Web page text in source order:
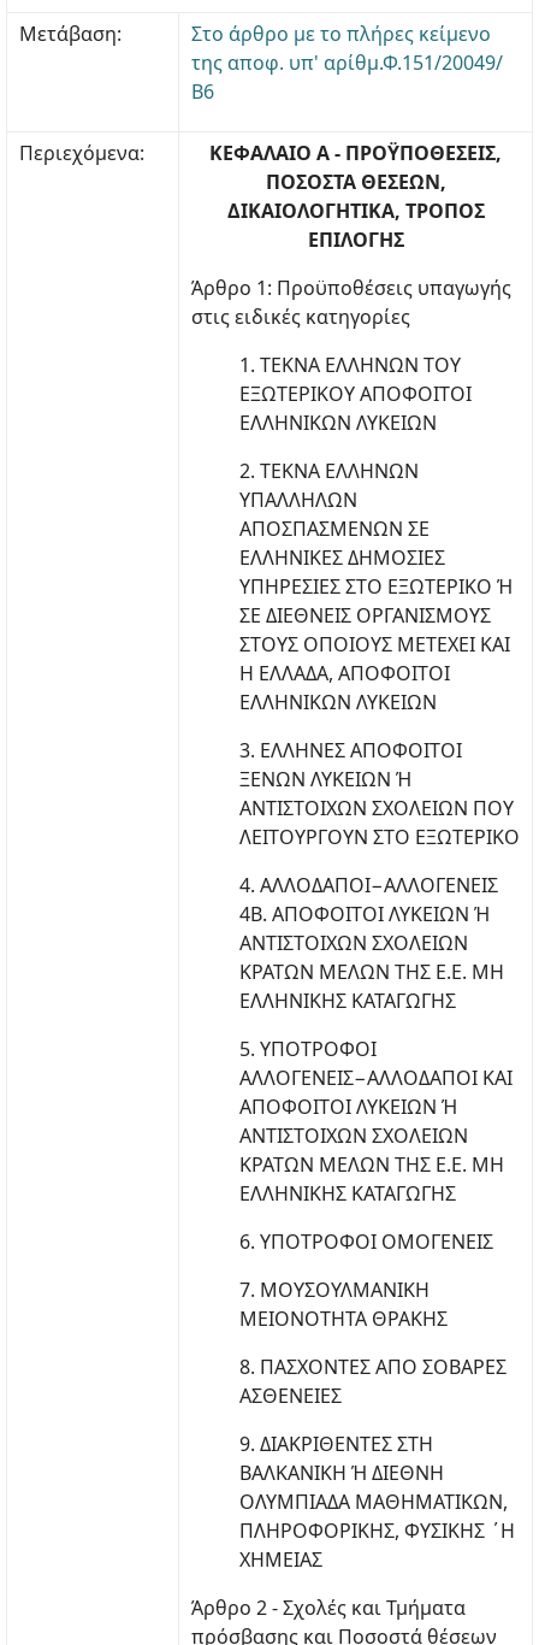
Μετάβαση:
Στο άρθρο με το πλήρες κείμενο
της αποφ. υπ' αρίθμ.Φ.151/20049/
Β6
Περιεχόμενα:
ΚΕΦΑΛΑΙΟ Α - ΠΡΟΫΠΟΘΕΣΕΙΣ,
ΠΟΣΟΣΤΑ ΘΕΣΕΩΝ,
ΔΙΚΑΙΟΛΟΓΗΤΙΚΑ, ΤΡΟΠΟΣ
ΕΠΙΛΟΓΗΣ
Άρθρο 1: Προϋποθέσεις υπαγωγής
στις ειδικές κατηγορίες
1. ΤΕΚΝΑ ΕΛΛΗΝΩΝ ΤΟΥ
ΕΞΩΤΕΡΙΚΟΥ ΑΠΟΦΟΙΤΟΙ
ΕΛΛΗΝΙΚΩΝ ΛΥΚΕΙΩΝ
2. ΤΕΚΝΑ ΕΛΛΗΝΩΝ
ΥΠΑΛΛΗΛΩΝ
ΑΠΟΣΠΑΣΜΕΝΩΝ ΣΕ
ΕΛΛΗΝΙΚΕΣ ΔΗΜΟΣΙΕΣ
ΥΠΗΡΕΣΙΕΣ ΣΤΟ ΕΞΩΤΕΡΙΚΟ Ή
ΣΕ ΔΙΕΘΝΕΙΣ ΟΡΓΑΝΙΣΜΟΥΣ
ΣΤΟΥΣ ΟΠΟΙΟΥΣ ΜΕΤΕΧΕΙ ΚΑΙ
Η ΕΛΛΑΔΑ, ΑΠΟΦΟΙΤΟΙ
ΕΛΛΗΝΙΚΩΝ ΛΥΚΕΙΩΝ
3. ΕΛΛΗΝΕΣ ΑΠΟΦΟΙΤΟΙ
ΞΕΝΩΝ ΛΥΚΕΙΩΝ Ή
ΑΝΤΙΣΤΟΙΧΩΝ ΣΧΟΛΕΙΩΝ ΠΟΥ
ΛΕΙΤΟΥΡΓΟΥΝ ΣΤΟ ΕΞΩΤΕΡΙΚΟ
4. ΑΛΛΟΔΑΠΟΙ−ΑΛΛΟΓΕΝΕΙΣ
4Β. ΑΠΟΦΟΙΤΟΙ ΛΥΚΕΙΩΝ Ή
ΑΝΤΙΣΤΟΙΧΩΝ ΣΧΟΛΕΙΩΝ
ΚΡΑΤΩΝ ΜΕΛΩΝ ΤΗΣ Ε.Ε. ΜΗ
ΕΛΛΗΝΙΚΗΣ ΚΑΤΑΓΩΓΗΣ
5. ΥΠΟΤΡΟΦΟΙ
ΑΛΛΟΓΕΝΕΙΣ−ΑΛΛΟΔΑΠΟΙ ΚΑΙ
ΑΠΟΦΟΙΤΟΙ ΛΥΚΕΙΩΝ Ή
ΑΝΤΙΣΤΟΙΧΩΝ ΣΧΟΛΕΙΩΝ
ΚΡΑΤΩΝ ΜΕΛΩΝ ΤΗΣ Ε.Ε. ΜΗ
ΕΛΛΗΝΙΚΗΣ ΚΑΤΑΓΩΓΗΣ
6. ΥΠΟΤΡΟΦΟΙ ΟΜΟΓΕΝΕΙΣ
7. ΜΟΥΣΟΥΛΜΑΝΙΚΗ
ΜΕΙΟΝΟΤΗΤΑ ΘΡΑΚΗΣ
8. ΠΑΣΧΟΝΤΕΣ ΑΠΟ ΣΟΒΑΡΕΣ
ΑΣΘΕΝΕΙΕΣ
9. ΔΙΑΚΡΙΘΕΝΤΕΣ ΣΤΗ
ΒΑΛΚΑΝΙΚΗ Ή ΔΙΕΘΝΗ
ΟΛΥΜΠΙΑΔΑ ΜΑΘΗΜΑΤΙΚΩΝ,
ΠΛΗΡΟΦΟΡΙΚΗΣ, ΦΥΣΙΚΗΣ ΄Η
ΧΗΜΕΙΑΣ
Άρθρο 2 - Σχολές και Τμήματα
πρόσβασης και Ποσοστά θέσεων